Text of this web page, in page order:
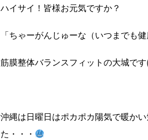
ハイサイ！皆様お元気ですか？
「ちゃーがんじゅーな（いつまでも健
筋膜整体バランスフィットの大城で
沖縄は日曜日はポカポカ陽気で暖か
た・・・